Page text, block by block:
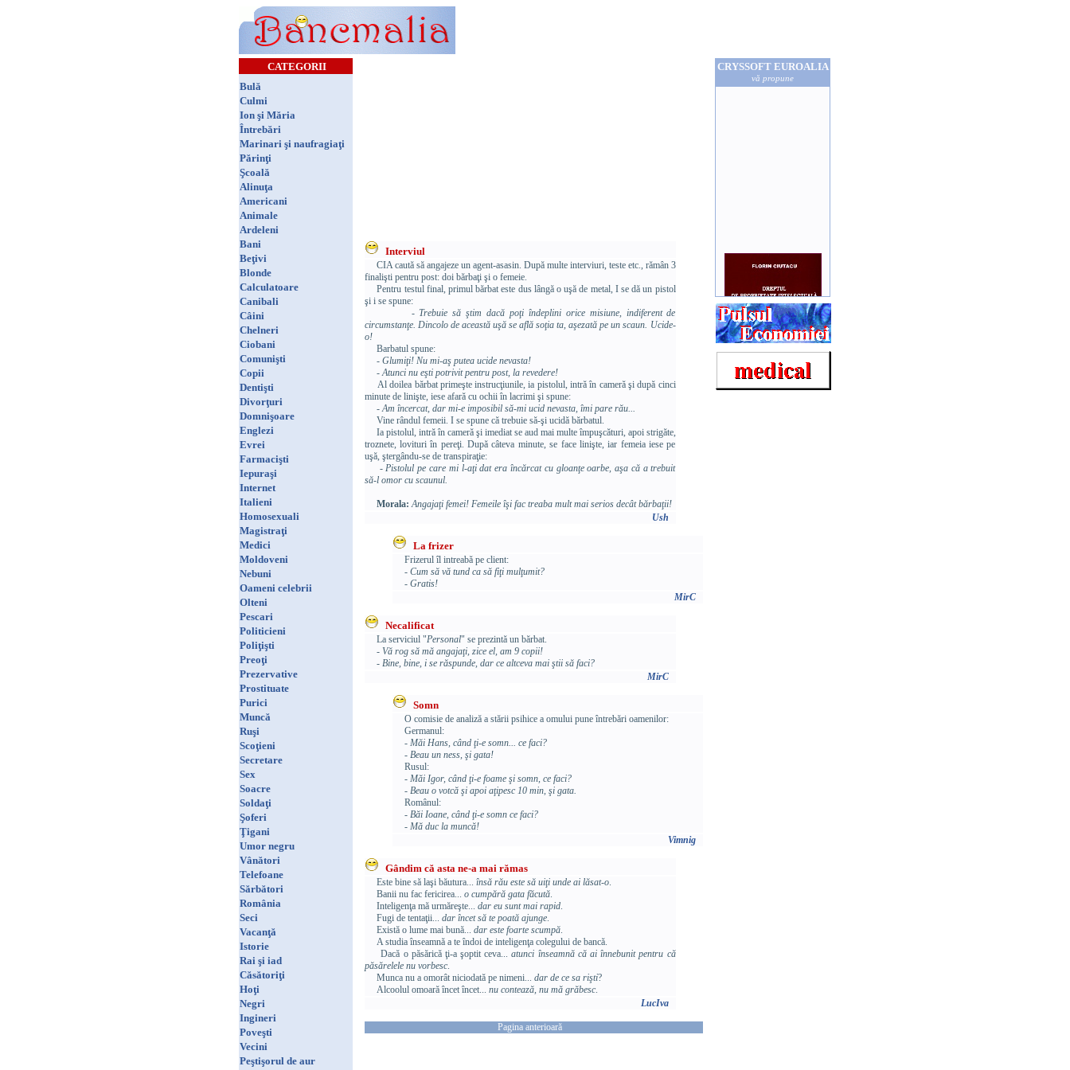
CATEGORII
Bulă
Culmi
Ion şi Măria
Întrebări
Marinari şi naufragiaţi
Părinţi
Şcoală
Alinuţa
Americani
Animale
Ardeleni
Bani
Beţivi
Blonde
Calculatoare
Canibali
Câini
Chelneri
Ciobani
Comunişti
Copii
Dentişti
Divorţuri
Domnişoare
Englezi
Evrei
Farmacişti
Iepuraşi
Internet
Italieni
Homosexuali
Magistraţi
Medici
Moldoveni
Nebuni
Oameni celebrii
Olteni
Pescari
Politicieni
Poliţişti
Preoţi
Prezervative
Prostituate
Purici
Muncă
Ruşi
Scoţieni
Secretare
Sex
Soacre
Soldaţi
Şoferi
Ţigani
Umor negru
Vânători
Telefoane
Sărbători
România
Seci
Vacanţă
Istorie
Rai şi iad
Căsătoriţi
Hoţi
Negri
Ingineri
Poveşti
Vecini
Peştişorul de aur
Interviul
CIA caută să angajeze un agent-asasin. După multe interviuri, teste etc., rămân 3
finalişti pentru post: doi bărbaţi şi o femeie.
Pentru testul final, primul bărbat este dus lângă o uşă de metal, I se dă un pistol
şi i se spune:
- Trebuie să ştim dacă poţi îndeplini orice misiune, indiferent de
circumstanţe. Dincolo de această uşă se află soţia ta, aşezată pe un scaun. Ucide-
o!
Barbatul spune:
- Glumiţi! Nu mi-aş putea ucide nevasta!
- Atunci nu eşti potrivit pentru post, la revedere!
Al doilea bărbat primeşte instrucţiunile, ia pistolul, intră în cameră şi după cinci
minute de linişte, iese afară cu ochii în lacrimi şi spune:
- Am încercat, dar mi-e imposibil să-mi ucid nevasta, îmi pare rău...
Vine rândul femeii. I se spune că trebuie să-şi ucidă bărbatul.
Ia pistolul, intră în cameră şi imediat se aud mai multe împuşcături, apoi strigăte,
troznete, lovituri în pereţi. După câteva minute, se face linişte, iar femeia iese pe
uşă, ştergându-se de transpiraţie:
- Pistolul pe care mi l-aţi dat era încărcat cu gloanţe oarbe, aşa că a trebuit
să-l omor cu scaunul.
Morala: Angajaţi femei! Femeile îşi fac treaba mult mai serios decât bărbaţii!
Ush
La frizer
Frizerul îl intreabă pe client:
- Cum să vă tund ca să fiţi mulţumit?
- Gratis!
MirC
Necalificat
La serviciul "Personal" se prezintă un bărbat.
- Vă rog să mă angajaţi, zice el, am 9 copii!
- Bine, bine, i se răspunde, dar ce altceva mai ştii să faci?
MirC
Somn
O comisie de analiză a stării psihice a omului pune întrebări oamenilor:
Germanul:
- Măi Hans, când ţi-e somn... ce faci?
- Beau un ness, şi gata!
Rusul:
- Măi Igor, când ţi-e foame şi somn, ce faci?
- Beau o votcă şi apoi aţipesc 10 min, şi gata.
Românul:
- Băi Ioane, când ţi-e somn ce faci?
- Mă duc la muncă!
Vimnig
Gândim că asta ne-a mai rămas
Este bine să laşi băutura... însă rău este să uiţi unde ai lăsat-o.
Banii nu fac fericirea... o cumpără gata făcută.
Inteligenţa mă urmăreşte... dar eu sunt mai rapid.
Fugi de tentaţii... dar încet să te poată ajunge.
Există o lume mai bună... dar este foarte scumpă.
A studia înseamnă a te îndoi de inteligenţa colegului de bancă.
Dacă o păsărică ţi-a şoptit ceva...atunci înseamnă că ai înnebunit pentru că
păsărelele nu vorbesc.
Munca nu a omorât niciodată pe nimeni... dar de ce sa rişti?
Alcoolul omoară încet încet... nu contează, nu mă grăbesc.
LucIva
Pagina anterioară